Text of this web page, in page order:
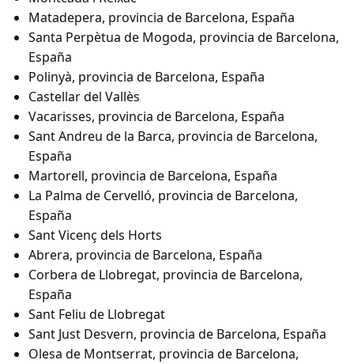
Matadepera, provincia de Barcelona, España
Santa Perpètua de Mogoda, provincia de Barcelona,
España
Polinyà, provincia de Barcelona, España
Castellar del Vallès
Vacarisses, provincia de Barcelona, España
Sant Andreu de la Barca, provincia de Barcelona,
España
Martorell, provincia de Barcelona, España
La Palma de Cervelló, provincia de Barcelona,
España
Sant Vicenç dels Horts
Abrera, provincia de Barcelona, España
Corbera de Llobregat, provincia de Barcelona,
España
Sant Feliu de Llobregat
Sant Just Desvern, provincia de Barcelona, España
Olesa de Montserrat, provincia de Barcelona,